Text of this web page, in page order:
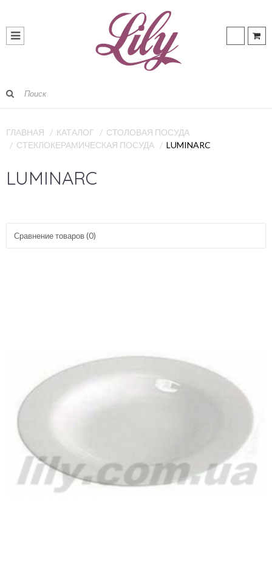
ГЛАВНАЯ КАТАЛОГ
СТОЛОВАЯ ПОСУДА
СТЕКЛОКЕРАМИЧЕСКАЯ ПОСУДА
LUMINARC
LUMINARC
Сравнение товаров (0)